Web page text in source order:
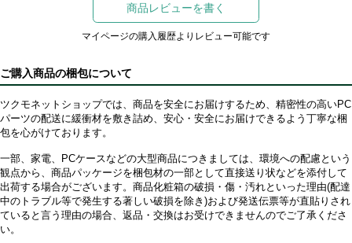
商品レビューを書く
マイページの購入履歴よりレビュー可能です
ご購入商品の梱包について
ツクモネットショップでは、商品を安全にお届けするため、精密性の高いPC
パーツの配送に緩衝材を敷き詰め、安心・安全にお届けできるよう丁寧な梱
包を心がけております。
一部、家電、PCケースなどの大型商品につきましては、環境への配慮という
観点から、商品パッケージを梱包材の一部として直接送り状などを添付して
出荷する場合がございます。商品化粧箱の破損・傷・汚れといった理由(配達
中のトラブル等で発生する著しい破損を除き)および発送伝票等が直貼りされ
ていると言う理由の場合、返品・交換はお受けできませんのでご了承くださ
い。